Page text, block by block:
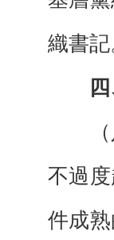
織書
（八
不過
件成